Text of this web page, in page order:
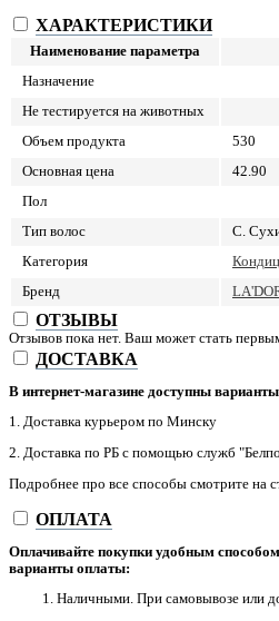
ХАРАКТЕРИСТИКИ
Наименование параметра
Назначение
Не тестируется на животных
Объем продукта
530
Основная цена
42.90
Пол
Тип волос
C.
Категория
Бренд
ОТЗЫВЫ
Отзывов пока нет. Ваш может стать
ДОСТАВКА
В интернет-магазине доступны
1. Доставка курьером по Минску
2. Доставка по РБ с помощью служб
Подробнее про все способы смотрите на
ОПЛАТА
Оплачивайте покупки удобным
варианты оплаты:
1. Наличными. При самовывозе или